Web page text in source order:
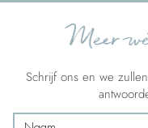
Meer
Schrijf ons en we